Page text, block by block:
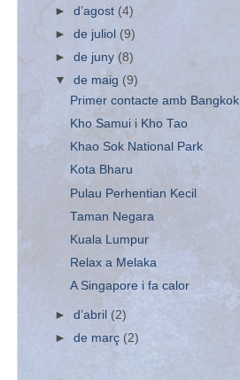
►d’agost (4)
►de juliol (9)
►de juny(8)
▼de maig (9)
Primer contacte amb Bangkok
Kho Samui i Kho Tao
Khao Sok National Park
Kota Bharu
Pulau Perhentian Kecil
Taman Negara
Kuala Lumpur
Relax a Melaka
A Singapore i fa calor
►d’abril (2)
►de març (2)